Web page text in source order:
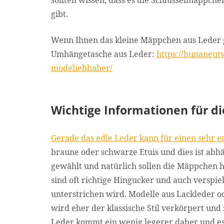
gibt.
Wenn Ihnen das kleine Mäppchen aus
Umhängetasche aus Leder: https://
modeliebhaber/
Wichtige Informationen für
Gerade das edle Leder kann für einen sehr
braune oder schwarze Etuis und dies ist
gewählt und natürlich sollen die Mäppchen
sind oft richtige Hingucker und auch
unterstrichen wird. Modelle aus Lackleder
wird eher der klassische Stil verkörpert und